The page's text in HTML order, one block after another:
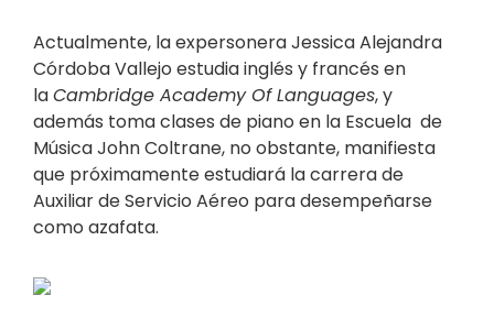
Actualmente, la expersonera Jessica Alejandra
Córdoba Vallejo estudia inglés y francés en
laCambridge Academy Of Languages, y
además toma clases de piano en la Escuela de
Música John Coltrane, no obstante, manifiesta
que próximamente estudiará la carrera de
Auxiliar de Servicio Aéreo para desempeñarse
como azafata.